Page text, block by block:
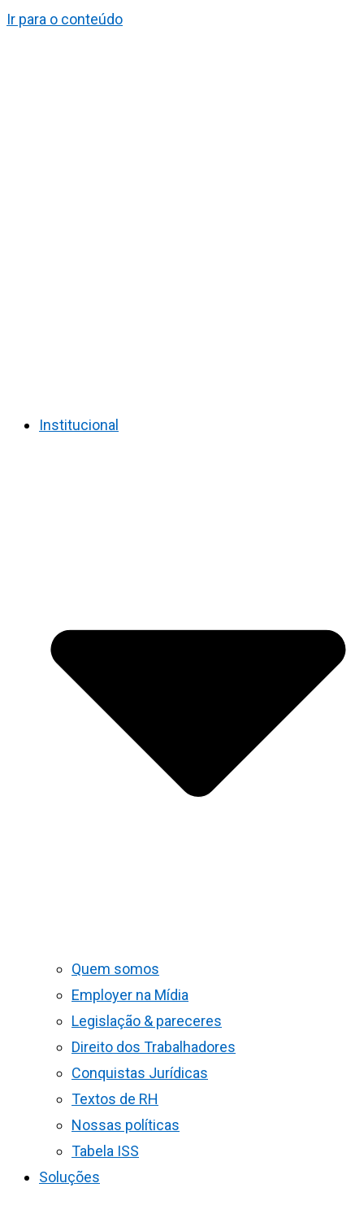
Ir para o conteúdo
Institucional
Quem somos
Employer na Mídia
Legislação & pareceres
Direito dos Trabalhadores
Conquistas Jurídicas
Textos de RH
Nossas políticas
Tabela ISS
Soluções